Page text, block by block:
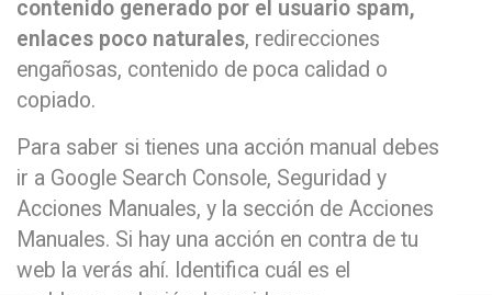
contenido generado por el usuario spam,
enlaces poco naturales, redirecciones
engañosas, contenido de poca calidad o
copiado.
Para saber si tienes una acción manual debes
ir a Google Search Console, Seguridad y
Acciones Manuales, y la sección de Acciones
Manuales. Si hay una acción en contra de tu
web la verás ahí. Identifica cuál es el